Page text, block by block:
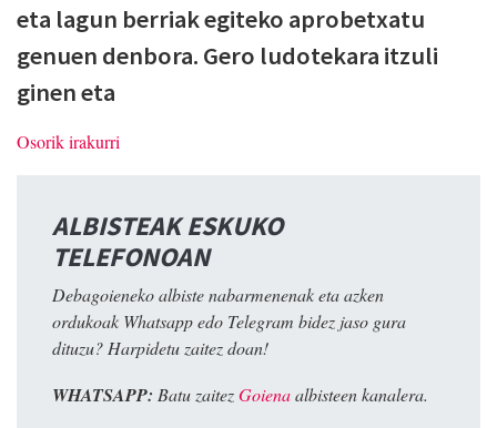
eta lagun berriak egiteko aprobetxatu
genuen denbora. Gero ludotekara itzuli
ginen eta
Osorik irakurri
ALBISTEAK ESKUKO
TELEFONOAN
Debagoieneko albiste nabarmenenak eta azken
ordukoak Whatsapp edo Telegram bidez jaso gura
dituzu? Harpidetu zaitez doan!
WHATSAPP: Batu zaitezGoienaalbisteen kanalera.